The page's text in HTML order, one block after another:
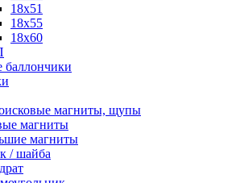
18х51
18х55
18х60
баллончики
магниты, щупы
магниты
магниты
/ шайба